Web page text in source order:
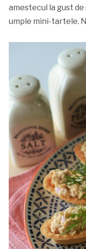
amestecul la gust
umple mini-tartele.